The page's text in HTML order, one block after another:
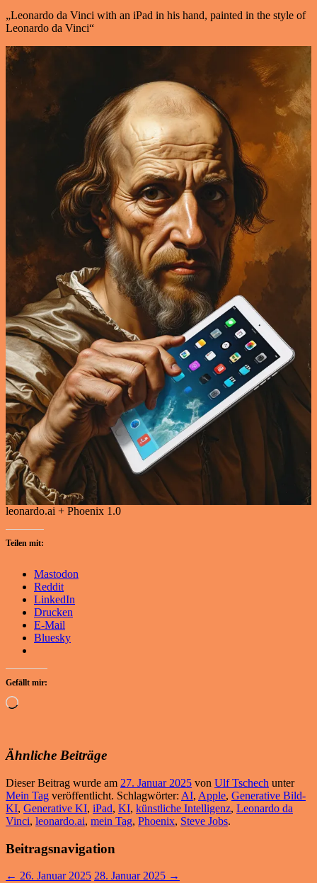
„Leonardo da Vinci with an iPad in his hand, painted in the style of
Leonardo da Vinci“
leonardo.ai + Phoenix 1.0
Teilen mit:
Mastodon
Reddit
LinkedIn
Drucken
E-Mail
Bluesky
Gefällt mir:
Wird
Ähnliche Beiträge
Dieser Beitrag wurde am 27. Januar 2025 von Ulf Tschech unter
Mein Tag veröffentlicht. Schlagwörter: AI, Apple, Generative Bild-
KI, Generative KI, iPad, KI, künstliche Intelligenz, Leonardo da
Vinci, leonardo.ai, mein Tag, Phoenix, Steve Jobs.
Beitragsnavigation
← 26. Januar 2025 28. Januar 2025 →